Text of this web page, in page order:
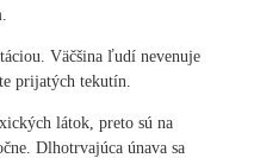
Väčšina ľudí nevenuje
prijatých tekutín.
látok, preto sú na
Dlhotrvajúca únava sa